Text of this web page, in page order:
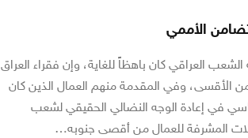
الأممي
العراقي كان باهظاً للغاية، وإن فقراء العراق
الأقسى، وفي المقدمة منهم العمال الذين كان
في إعادة الوجه النضالي الحقيقي لشعب
المشرفة للعمال من أقصى جنوبه…